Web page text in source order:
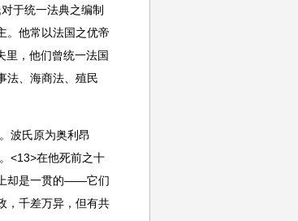
于统一法典之编制
。他常以法国之优帝
里，他们曾统一法国
法、海商法、殖民
波氏原为奥利昂
<13>在他死前之十
却是一贯的——它们
，千差万异，但有共